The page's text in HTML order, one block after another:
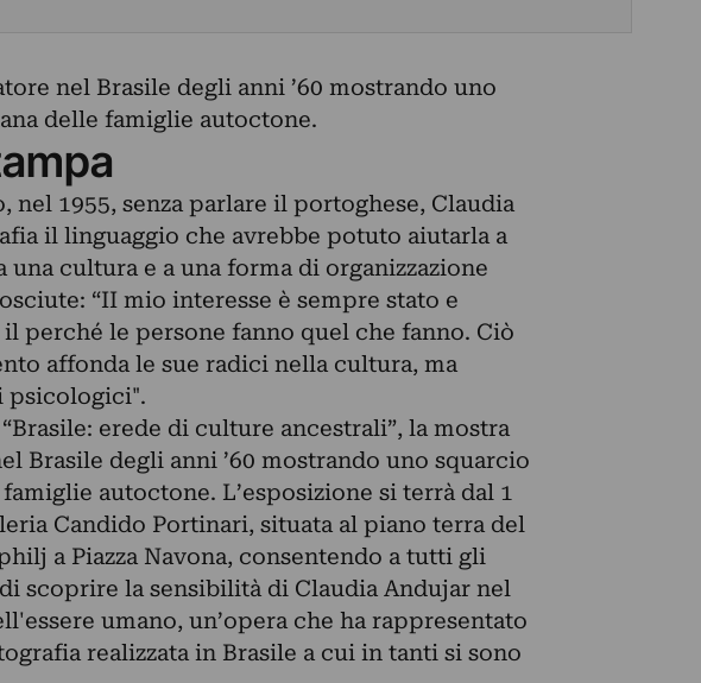
nel Brasile degli anni ’60 mostrando uno
delle famiglie autoctone.
nel 1955, senza parlare il portoghese, Claudia
il linguaggio che avrebbe potuto aiutarla a
una cultura e a una forma di organizzazione
“II mio interesse è sempre stato e
perché le persone fanno quel che fanno. Ciò
affonda le sue radici nella cultura, ma
psicologici".
erede di culture ancestrali”, la mostra
Brasile degli anni ’60 mostrando uno squarcio
autoctone. L’esposizione si terrà dal 1
Candido Portinari, situata al piano terra del
a Piazza Navona, consentendo a tutti gli
scoprire la sensibilità di Claudia Andujar nel
umano, un’opera che ha rappresentato
realizzata in Brasile a cui in tanti si sono